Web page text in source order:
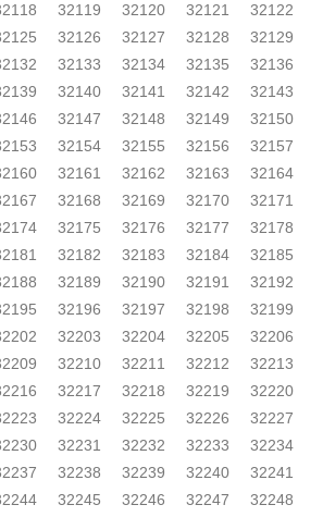
32119 32120 32121
32122
32126 32127 32128
32129
32133 32134 32135
32136
32140 32141 32142
32143
32147 32148 32149
32150
32154 32155 32156
32157
32161 32162 32163
32164
32168 32169 32170
32171
32175 32176 32177
32178
32182 32183 32184
32185
32189 32190 32191
32192
32196 32197 32198
32199
32203 32204 32205
32206
32210 32211 32212
32213
32217 32218 32219
32220
32224 32225 32226
32227
32231 32232 32233
32234
32238 32239 32240
32241
32245 32246 32247
32248